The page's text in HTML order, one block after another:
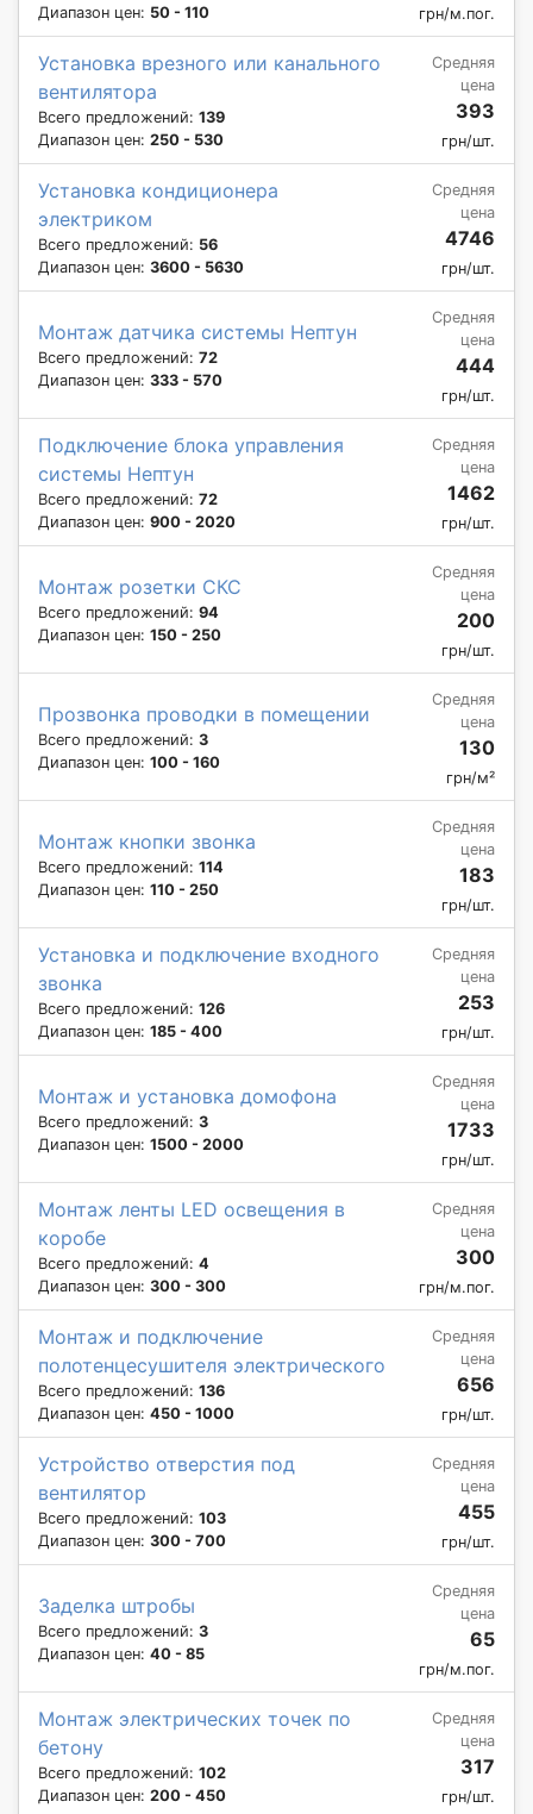
Диапазон цен: 50 - 110 грн/м.пог.
Установка врезного или канального
вентилятора
Всего предложений: 139
Диапазон цен: 250 - 530
Средняя
цена
393
грн/шт.
Установка кондиционера
электриком
Всего предложений: 56
Диапазон цен: 3600 - 5630
Средняя
цена
4746
грн/шт.
Монтаж датчика системы Нептун
Всего предложений: 72
Диапазон цен: 333 - 570
Средняя
цена
444
грн/шт.
Подключение блока управления
системы Нептун
Всего предложений: 72
Диапазон цен: 900 - 2020
Средняя
цена
1462
грн/шт.
Монтаж розетки СКС
Всего предложений: 94
Диапазон цен: 150 - 250
Средняя
цена
200
грн/шт.
Прозвонка проводки в помещении
Всего предложений: 3
Диапазон цен: 100 - 160
Средняя
цена
130
грн/м²
Монтаж кнопки звонка
Всего предложений: 114
Диапазон цен: 110 - 250
Средняя
цена
183
грн/шт.
Установка и подключение входного
звонка
Всего предложений: 126
Диапазон цен: 185 - 400
Средняя
цена
253
грн/шт.
Монтаж и установка домофона
Всего предложений: 3
Диапазон цен: 1500 - 2000
Средняя
цена
1733
грн/шт.
Монтаж ленты LED освещения в
коробе
Всего предложений: 4
Диапазон цен: 300 - 300
Средняя
цена
300
грн/м.пог.
Монтаж и подключение
полотенцесушителя электрического
Всего предложений: 136
Диапазон цен: 450 - 1000
Средняя
цена
656
грн/шт.
Устройство отверстия под
вентилятор
Всего предложений: 103
Диапазон цен: 300 - 700
Средняя
цена
455
грн/шт.
Заделка штробы
Всего предложений: 3
Диапазон цен: 40 - 85
Средняя
цена
65
грн/м.пог.
Монтаж электрических точек по
бетону
Всего предложений: 102
Диапазон цен: 200 - 450
Средняя
цена
317
грн/шт.